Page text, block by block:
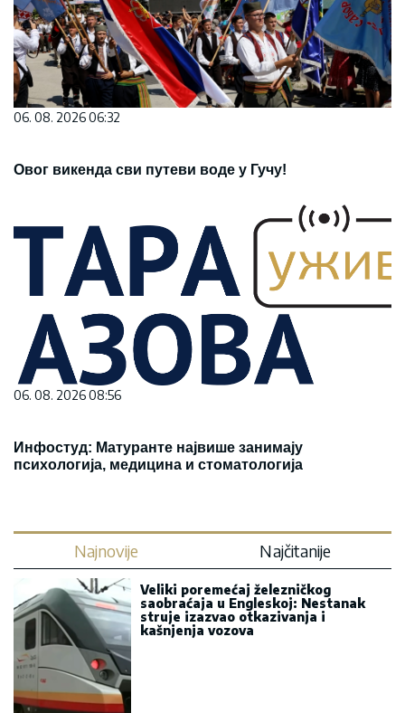
06. 08. 2026 06:32
Овог викенда сви путеви воде у Гучу!
06. 08. 2026 08:56
Инфостуд: Матуранте највише занимају
психологија, медицина и стоматологија
Najnovije Najčitanije
Veliki poremećaj železničkog
saobraćaja u Engleskoj: Nestanak
struje izazvao otkazivanja i
kašnjenja vozova